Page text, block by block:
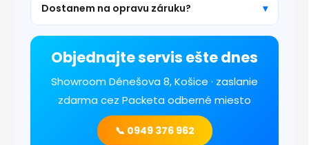
Dostanem na opravu záruku?
Objednajte servis ešte dnes
Showroom Dénešova 8, Košice · zaslanie
zdarma cez Packeta odberné miesto
📞 0949 376 962